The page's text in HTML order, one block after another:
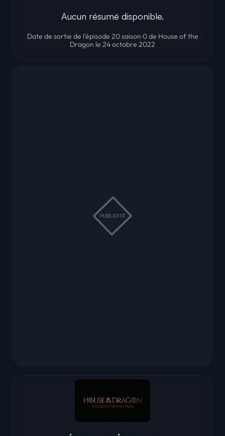
Aucun résumé disponible.
Date de sortie de l'épisode 20 saison 0 de House of the
Dragon le 24 octobre 2022